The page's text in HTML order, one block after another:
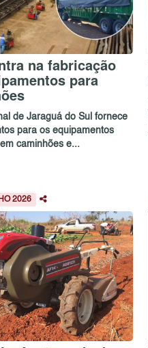
na fabricação
para
de Jaraguá do Sul fornece
para os equipamentos
caminhões e...
2026